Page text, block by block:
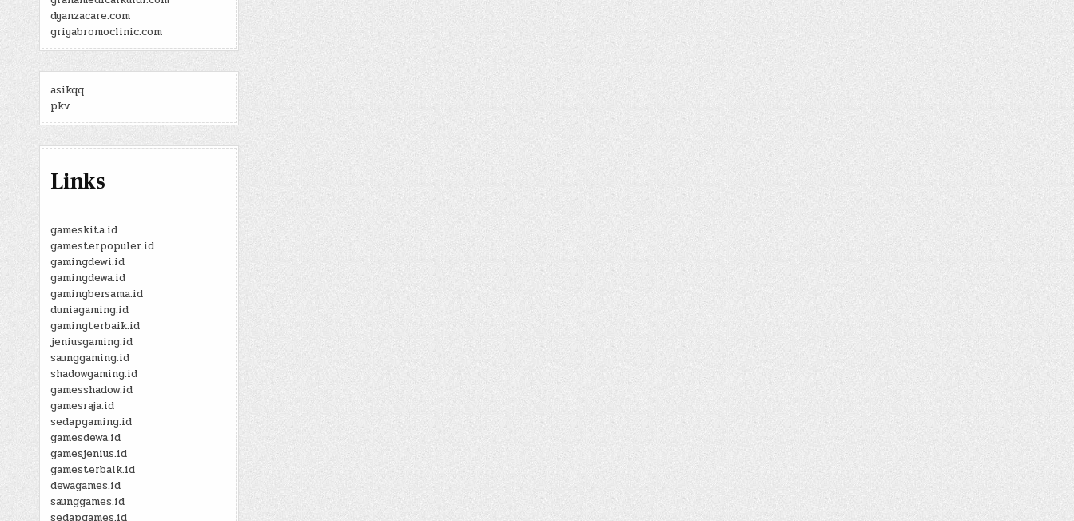
dyanzacare.com
griyabromoclinic.com
asikqq
pkv
Links
gameskita.id
gamesterpopuler.id
gamingdewi.id
gamingdewa.id
gamingbersama.id
duniagaming.id
gamingterbaik.id
jeniusgaming.id
saunggaming.id
shadowgaming.id
gamesshadow.id
gamesraja.id
sedapgaming.id
gamesdewa.id
gamesjenius.id
gamesterbaik.id
dewagames.id
saunggames.id
sedapgames.id